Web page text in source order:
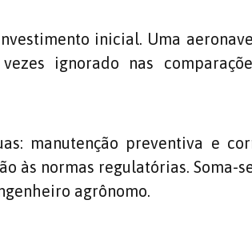
inicial. Uma
ignorado nas
manutenção preventiva e
às normas regulatórias.
agrônomo.